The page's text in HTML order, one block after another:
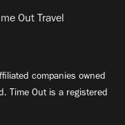
Out Travel
companies owned
Time Out is a registered